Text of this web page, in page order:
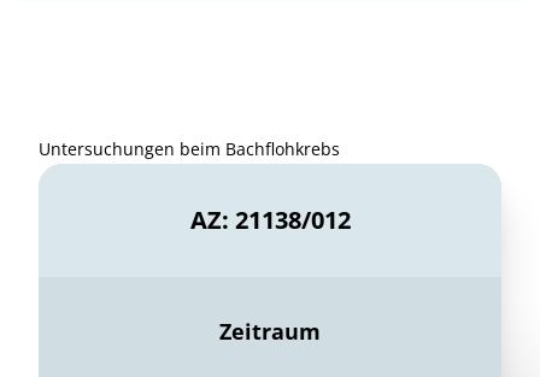
Untersuchungen beim Bachflohkrebs
AZ: 21138/012
Zeitraum